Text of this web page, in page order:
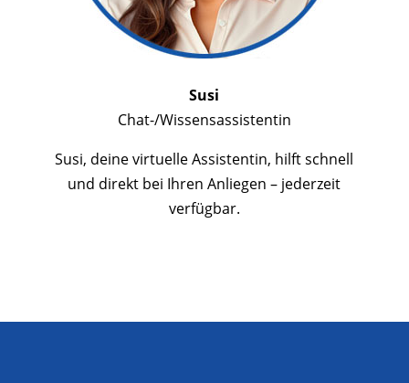
Susi
Chat-/Wissensassistentin
Susi, deine virtuelle Assistentin, hilft schnell
und direkt bei Ihren Anliegen – jederzeit
verfügbar.